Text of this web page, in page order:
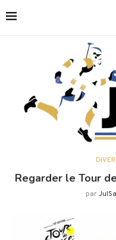
Regarder le Tour
par